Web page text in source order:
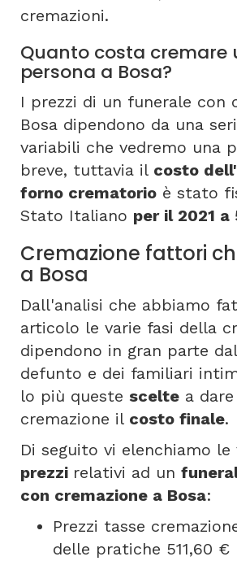
cremazioni.
Quanto costa cremare
persona a Bosa?
I prezzi di un funerale con
Bosa dipendono da una
variabili che vedremo una
breve, tuttavia il costo
forno crematorio è stato
Stato Italiano per il 2021 a
Cremazione fattori
a Bosa
Dall'analisi che abbiamo
articolo le varie fasi della
dipendono in gran parte
defunto e dei familiari
lo più queste scelte a
cremazione il costo finale.
Di seguito vi elenchiamo le
prezzi relativi ad un
con cremazione a Bosa:
Prezzi tasse
delle pratiche 511,60 €